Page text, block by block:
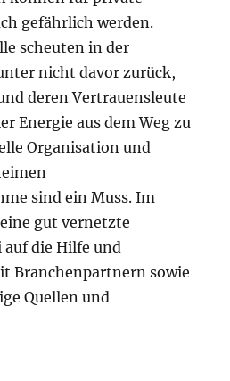
gefährlich werden.
scheuten in der
nicht davor zurück,
deren Vertrauensleute
Energie aus dem Weg zu
Organisation und
sind ein Muss. Im
gut vernetzte
die Hilfe und
Branchenpartnern sowie
Quellen und